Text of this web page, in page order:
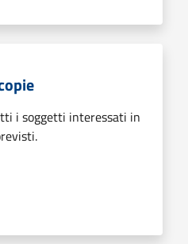
i soggetti interessati in